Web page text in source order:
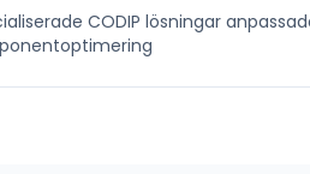
CODIP lösningar